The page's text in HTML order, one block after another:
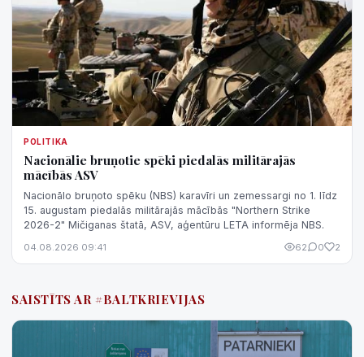
POLITIKA
Nacionālie bruņotie spēki piedalās militārajās
mācībās ASV
Nacionālo bruņoto spēku (NBS) karavīri un zemessargi no 1. līdz
15. augustam piedalās militārajās mācībās "Northern Strike
2026-2" Mičiganas štatā, ASV, aģentūru LETA informēja NBS.
04.08.2026 09:41 62 0 2
SAISTĪTS AR #BALTKRIEVIJAS